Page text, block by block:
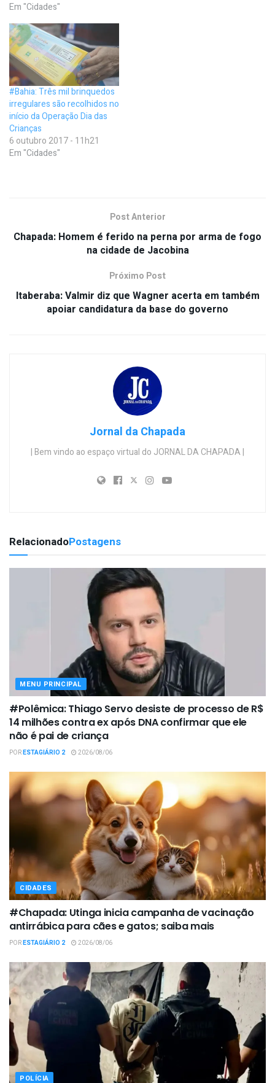
Em "Cidades"
#Bahia: Três mil brinquedos
irregulares são recolhidos no
início da Operação Dia das
Crianças
6 outubro 2017 - 11h21
Em "Cidades"
Post Anterior
Chapada: Homem é ferido na perna por arma de fogo
na cidade de Jacobina
Próximo Post
Itaberaba: Valmir diz que Wagner acerta em também
apoiar candidatura da base do governo
Jornal da Chapada
| Bem vindo ao espaço virtual do JORNAL DA CHAPADA |
RelacionadoPostagens
MENU PRINCIPAL
#Polêmica: Thiago Servo desiste de processo de R$
14 milhões contra ex após DNA confirmar que ele
não é pai de criança
PORESTAGIÁRIO 2 2026/08/06
CIDADES
#Chapada: Utinga inicia campanha de vacinação
antirrábica para cães e gatos; saiba mais
PORESTAGIÁRIO 2 2026/08/06
POLÍCIA